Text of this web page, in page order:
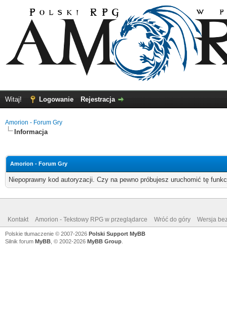
Witaj! Logowanie Rejestracja
Amorion - Forum Gry
Informacja
Amorion - Forum Gry
Niepoprawny kod autoryzacji. Czy na pewno próbujesz uruchomić tę
Kontakt Amorion - Tekstowy RPG w przeglądarce Wróć do góry Wersja
Polskie tłumaczenie © 2007-2026 Polski Support MyBB
Silnik forum MyBB , © 2002-2026 MyBB Group